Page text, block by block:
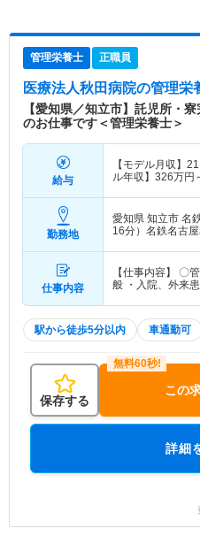
管理栄養士 正職員
医療法人秋田病院の管理栄
【愛知県／知立市】託児所・
のお仕事です＜管理栄養士＞
給与
【モデル月収】
ル年収】 326万円
勤務地
愛知県 知立市 名
16分）名鉄名古
仕事内容
【仕事内容】 〇
般 ・入院、外来
駅から徒歩5分以内 車通勤可
保存する
この
詳細